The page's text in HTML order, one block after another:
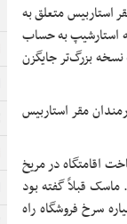
استاربیس متعلق به
استارشیپ به حساب
بزرگ‌تر جایگزن
مقر استاربیس
اقامتگاه در مریخ
قبلاً گفته بود
در سیاره سرخ فروشگاه راه